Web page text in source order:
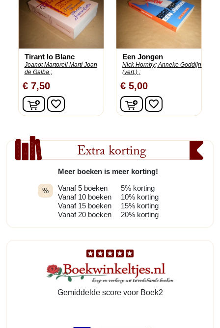
Extra korting
%
Meer boeken is meer korting!
Vanaf 5 boeken
Vanaf 10 boeken
Vanaf 15 boeken
Vanaf 20 boeken
5% korting
10% korting
15% korting
20% korting
Gemiddelde score voor Boek2
Tirant lo Blanc
Joanot Martorell Martí Joan
de Galba ;
€ 7,50
In winkelwagen
favorite_border
Een Jongen
Nick Hornby; Anneke Goddijn
(vert.) ;
€ 5,00
In winkelwagen
favorite_border